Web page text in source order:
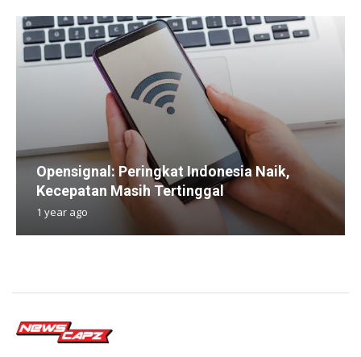
Opensignal: Peringkat Indonesia Naik,
Kecepatan Masih Tertinggal
1 year ago